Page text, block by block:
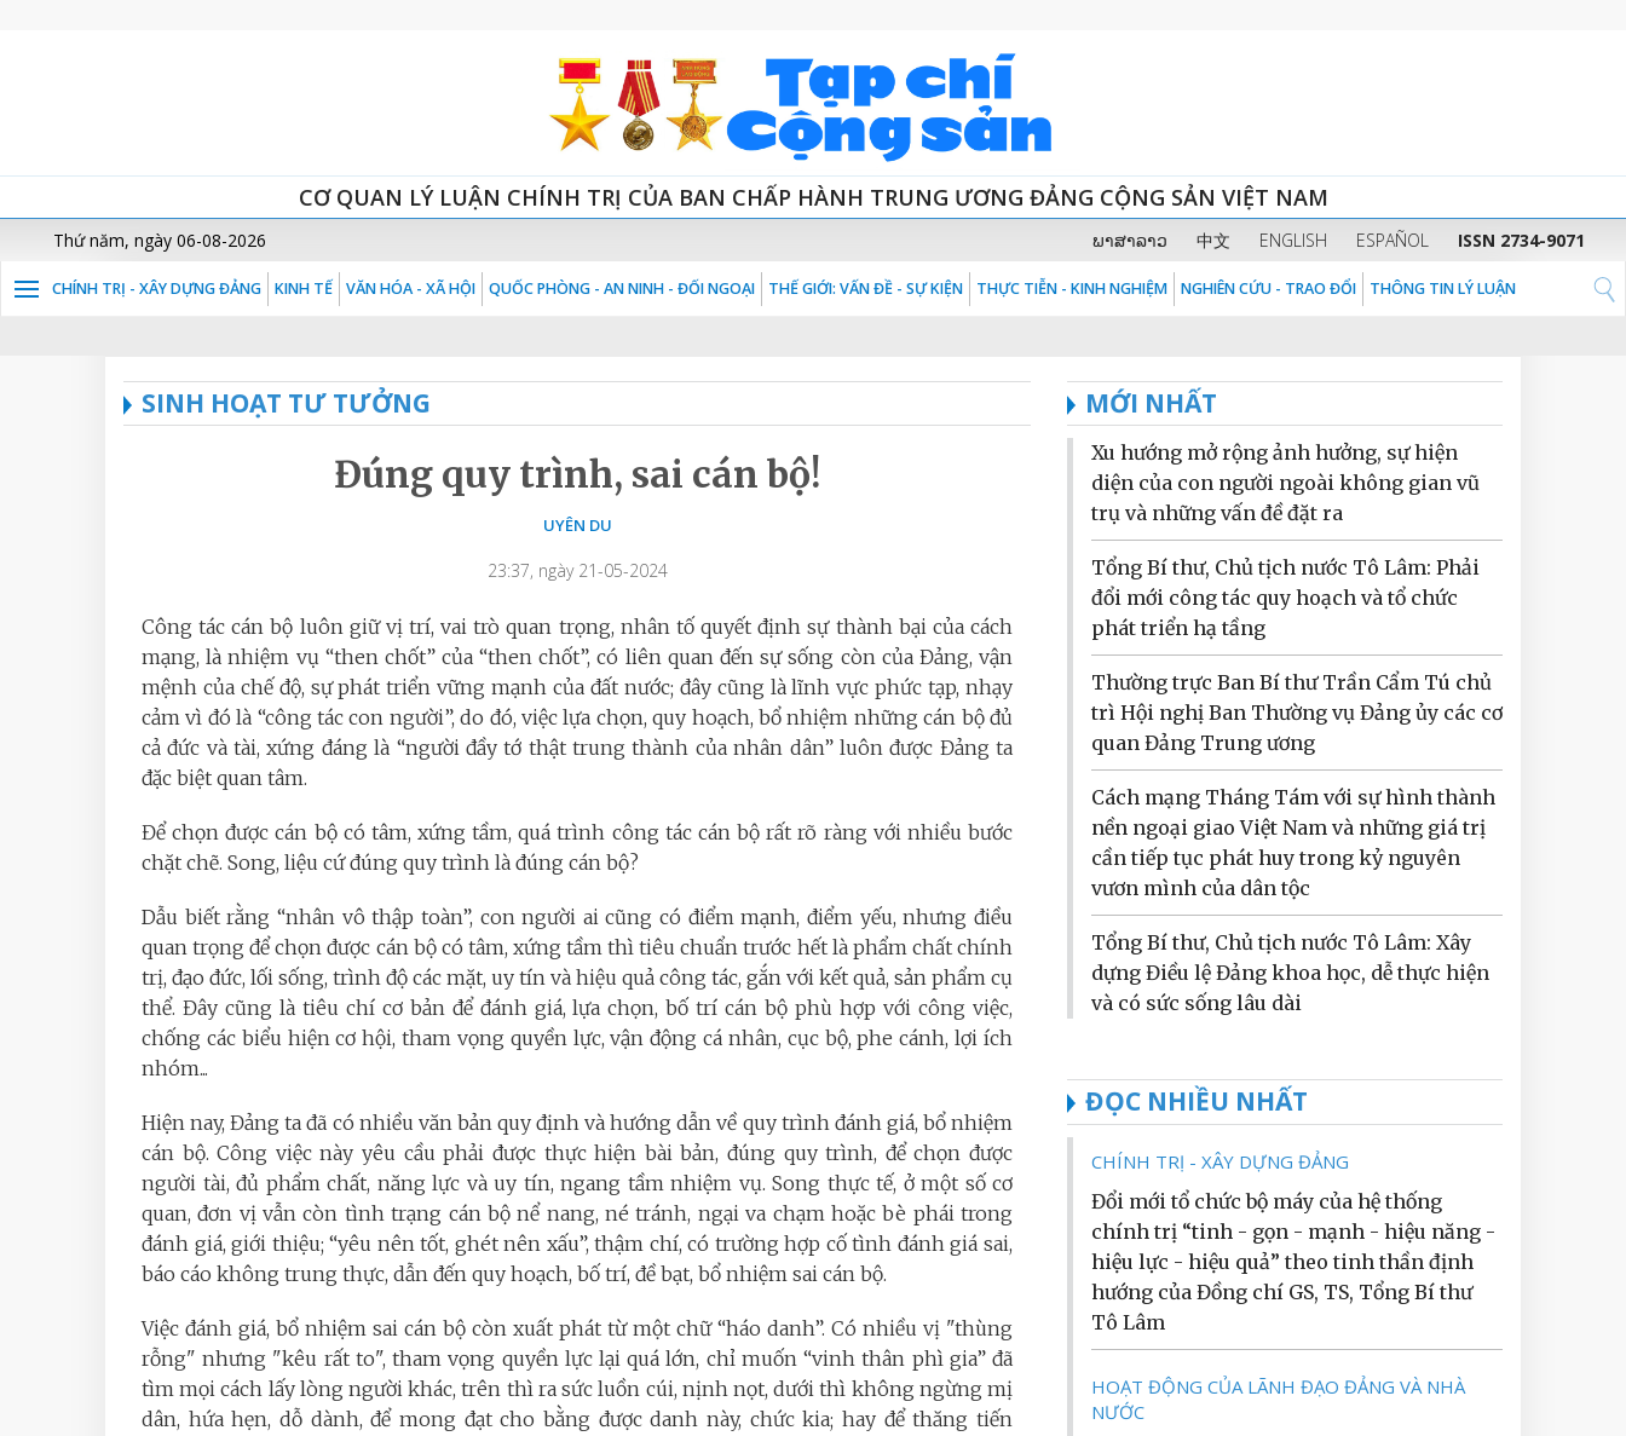
CƠ QUAN LÝ LUẬN CHÍNH TRỊ CỦA BAN CHẤP HÀNH TRUNG ƯƠNG ĐẢNG CỘNG SẢN VIỆT NAM
Thứ năm, ngày 06-08-2026 ພາສາລາວ 中文 ENGLISH ESPAÑOL ISSN 2734-9071
CHÍNH TRỊ - XÂY DỰNG ĐẢNG KINH TẾ VĂN HÓA - XÃ HỘI QUỐC PHÒNG - AN NINH - ĐỐI NGOẠI THẾ GIỚI: VẤN ĐỀ - SỰ KIỆN THỰC TIỄN - KINH NGHIỆM NGHIÊN CỨU - TRAO ĐỔI THÔNG TIN LÝ LUẬN
SINH HOẠT TƯ TƯỞNG
Đúng quy trình, sai cán bộ!
UYÊN DU
23:37, ngày 21-05-2024
Công tác cán bộ luôn giữ vị trí, vai trò quan trọng, nhân tố quyết định sự thành bại của cách
mạng, là nhiệm vụ “then chốt” của “then chốt”, có liên quan đến sự sống còn của Đảng, vận
mệnh của chế độ, sự phát triển vững mạnh của đất nước; đây cũng là lĩnh vực phức tạp, nhạy
cảm vì đó là “công tác con người”, do đó, việc lựa chọn, quy hoạch, bổ nhiệm những cán bộ đủ
cả đức và tài, xứng đáng là “người đầy tớ thật trung thành của nhân dân” luôn được Đảng ta
đặc biệt quan tâm.
Để chọn được cán bộ có tâm, xứng tầm, quá trình công tác cán bộ rất rõ ràng với nhiều bước
chặt chẽ. Song, liệu cứ đúng quy trình là đúng cán bộ?
Dẫu biết rằng “nhân vô thập toàn”, con người ai cũng có điểm mạnh, điểm yếu, nhưng điều
quan trọng để chọn được cán bộ có tâm, xứng tầm thì tiêu chuẩn trước hết là phẩm chất chính
trị, đạo đức, lối sống, trình độ các mặt, uy tín và hiệu quả công tác, gắn với kết quả, sản phẩm cụ
thể. Đây cũng là tiêu chí cơ bản để đánh giá, lựa chọn, bố trí cán bộ phù hợp với công việc,
chống các biểu hiện cơ hội, tham vọng quyền lực, vận động cá nhân, cục bộ, phe cánh, lợi ích
nhóm...
Hiện nay, Đảng ta đã có nhiều văn bản quy định và hướng dẫn về quy trình đánh giá, bổ nhiệm
cán bộ. Công việc này yêu cầu phải được thực hiện bài bản, đúng quy trình, để chọn được
người tài, đủ phẩm chất, năng lực và uy tín, ngang tầm nhiệm vụ. Song thực tế, ở một số cơ
quan, đơn vị vẫn còn tình trạng cán bộ nể nang, né tránh, ngại va chạm hoặc bè phái trong
đánh giá, giới thiệu; “yêu nên tốt, ghét nên xấu”, thậm chí, có trường hợp cố tình đánh giá sai,
báo cáo không trung thực, dẫn đến quy hoạch, bố trí, đề bạt, bổ nhiệm sai cán bộ.
Việc đánh giá, bổ nhiệm sai cán bộ còn xuất phát từ một chữ “háo danh”. Có nhiều vị "thùng
rỗng" nhưng "kêu rất to", tham vọng quyền lực lại quá lớn, chỉ muốn “vinh thân phì gia” đã
tìm mọi cách lấy lòng người khác, trên thì ra sức luồn cúi, nịnh nọt, dưới thì không ngừng mị
dân, hứa hẹn, dỗ dành, để mong đạt cho bằng được danh này, chức kia; hay để thăng tiến
MỚI NHẤT
Xu hướng mở rộng ảnh hưởng, sự hiện
diện của con người ngoài không gian vũ
trụ và những vấn đề đặt ra
Tổng Bí thư, Chủ tịch nước Tô Lâm: Phải
đổi mới công tác quy hoạch và tổ chức
phát triển hạ tầng
Thường trực Ban Bí thư Trần Cẩm Tú chủ
trì Hội nghị Ban Thường vụ Đảng ủy các cơ
quan Đảng Trung ương
Cách mạng Tháng Tám với sự hình thành
nền ngoại giao Việt Nam và những giá trị
cần tiếp tục phát huy trong kỷ nguyên
vươn mình của dân tộc
Tổng Bí thư, Chủ tịch nước Tô Lâm: Xây
dựng Điều lệ Đảng khoa học, dễ thực hiện
và có sức sống lâu dài
ĐỌC NHIỀU NHẤT
CHÍNH TRỊ - XÂY DỰNG ĐẢNG
Đổi mới tổ chức bộ máy của hệ thống
chính trị “tinh - gọn - mạnh - hiệu năng -
hiệu lực - hiệu quả” theo tinh thần định
hướng của Đồng chí GS, TS, Tổng Bí thư
Tô Lâm
HOẠT ĐỘNG CỦA LÃNH ĐẠO ĐẢNG VÀ NHÀ
NƯỚC